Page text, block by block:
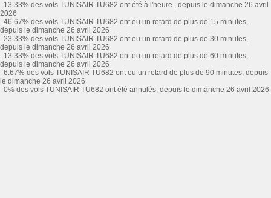
13.33% des vols TUNISAIR TU682 ont été à l'heure , depuis le dimanche 26 avril
2026
46.67% des vols TUNISAIR TU682 ont eu un retard de plus de 15 minutes,
depuis le dimanche 26 avril 2026
23.33% des vols TUNISAIR TU682 ont eu un retard de plus de 30 minutes,
depuis le dimanche 26 avril 2026
13.33% des vols TUNISAIR TU682 ont eu un retard de plus de 60 minutes,
depuis le dimanche 26 avril 2026
6.67% des vols TUNISAIR TU682 ont eu un retard de plus de 90 minutes, depuis
le dimanche 26 avril 2026
0% des vols TUNISAIR TU682 ont été annulés, depuis le dimanche 26 avril 2026